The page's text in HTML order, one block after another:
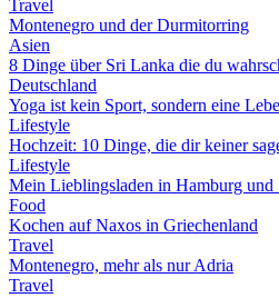
Travel
Montenegro und der Durmitorring
Asien
8 Dinge über Sri Lanka die du
Deutschland
Yoga ist kein Sport, sondern eine
Lifestyle
Hochzeit: 10 Dinge, die dir keiner
Lifestyle
Mein Lieblingsladen in Hamburg und
Food
Kochen auf Naxos in Griechenland
Travel
Montenegro, mehr als nur Adria
Travel